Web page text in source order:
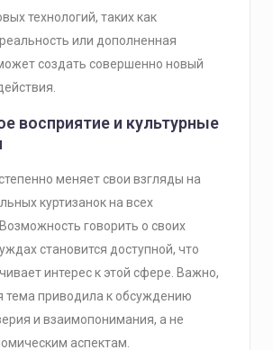
технологий, таких как
или дополненная
создать совершенно новый
восприятие и культурные
меняет свои взгляды на
куртизанок на всех
говорить о своих
становится доступной, что
интерес к этой сфере. Важно,
тема приводила к обсуждению
и взаимопонимания, а не
аспектам.